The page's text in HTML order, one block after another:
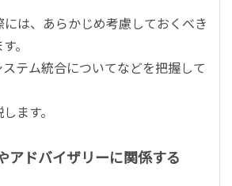
には、あらかじめ考慮しておくべき
。
テム統合についてなどを把握して
ます。
アドバイザリーに関係する